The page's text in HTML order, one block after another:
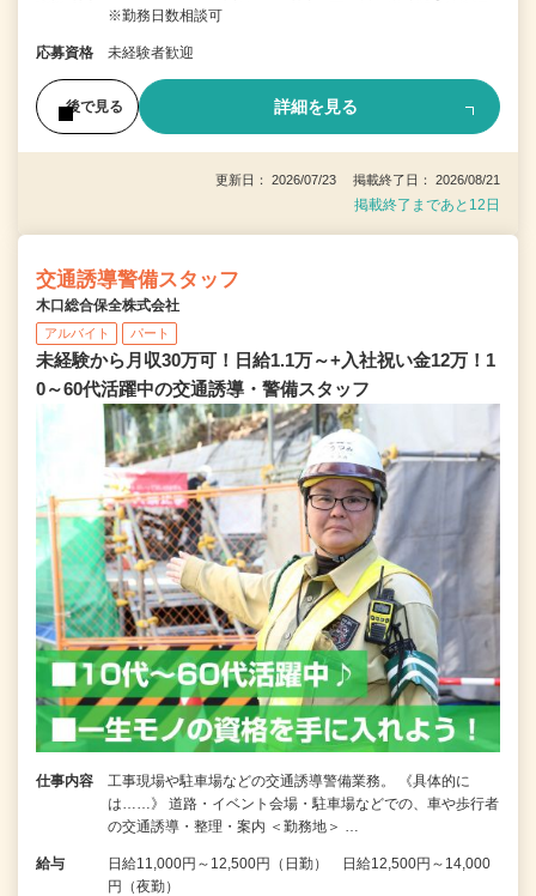
※勤務日数相談可
応募資格 未経験者歓迎
後で見る 詳細を見る
更新日： 2026/07/23 掲載終了日： 2026/08/21
掲載終了まであと12日
交通誘導警備スタッフ
木口総合保全株式会社
アルバイト パート
未経験から月収30万可！日給1.1万～+入社祝い金12万！1
0～60代活躍中の交通誘導・警備スタッフ
仕事内容
工事現場や駐車場などの交通誘導警備業務。 《具体的に
は……》 道路・イベント会場・駐車場などでの、車や歩行者
の交通誘導・整理・案内 ＜勤務地＞ …
給与
日給11,000円～12,500円（日勤） 日給12,500円～14,000
円（夜勤）